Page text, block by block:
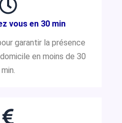
vous en 30 min
garantir la présence
en moins de 30
min.